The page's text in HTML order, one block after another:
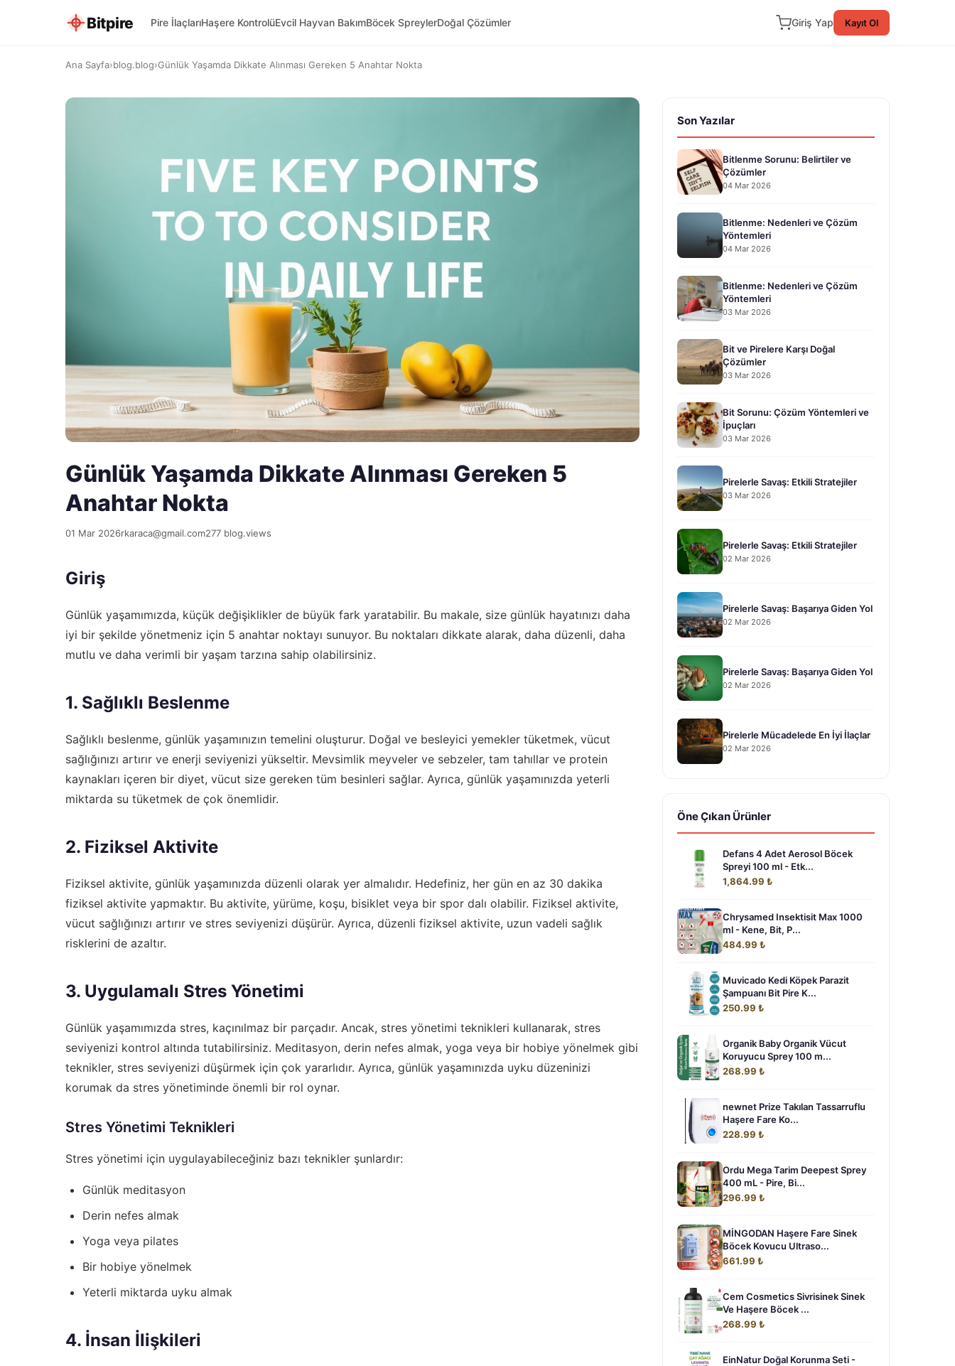
Bitpire Pire İlaçlarıHaşere KontrolüEvcil Hayvan BakımBöcek SpreylerDoğal Çözümler Giriş Yap Kayıt Ol
Ana Sayfa›blog.blog›Günlük Yaşamda Dikkate Alınması Gereken 5 Anahtar Nokta
Günlük Yaşamda Dikkate Alınması Gereken 5
Anahtar Nokta
01 Mar 2026rkaraca@gmail.com277 blog.views
Giriş
Günlük yaşamımızda, küçük değişiklikler de büyük fark yaratabilir. Bu makale, size günlük hayatınızı daha
iyi bir şekilde yönetmeniz için 5 anahtar noktayı sunuyor. Bu noktaları dikkate alarak, daha düzenli, daha
mutlu ve daha verimli bir yaşam tarzına sahip olabilirsiniz.
1. Sağlıklı Beslenme
Sağlıklı beslenme, günlük yaşamınızın temelini oluşturur. Doğal ve besleyici yemekler tüketmek, vücut
sağlığınızı artırır ve enerji seviyenizi yükseltir. Mevsimlik meyveler ve sebzeler, tam tahıllar ve protein
kaynakları içeren bir diyet, vücut size gereken tüm besinleri sağlar. Ayrıca, günlük yaşamınızda yeterli
miktarda su tüketmek de çok önemlidir.
2. Fiziksel Aktivite
Fiziksel aktivite, günlük yaşamınızda düzenli olarak yer almalıdır. Hedefiniz, her gün en az 30 dakika
fiziksel aktivite yapmaktır. Bu aktivite, yürüme, koşu, bisiklet veya bir spor dalı olabilir. Fiziksel aktivite,
vücut sağlığınızı artırır ve stres seviyenizi düşürür. Ayrıca, düzenli fiziksel aktivite, uzun vadeli sağlık
risklerini de azaltır.
3. Uygulamalı Stres Yönetimi
Günlük yaşamımızda stres, kaçınılmaz bir parçadır. Ancak, stres yönetimi teknikleri kullanarak, stres
seviyenizi kontrol altında tutabilirsiniz. Meditasyon, derin nefes almak, yoga veya bir hobiye yönelmek gibi
teknikler, stres seviyenizi düşürmek için çok yararlıdır. Ayrıca, günlük yaşamınızda uyku düzeninizi
korumak da stres yönetiminde önemli bir rol oynar.
Stres Yönetimi Teknikleri
Stres yönetimi için uygulayabileceğiniz bazı teknikler şunlardır:
Günlük meditasyon
Derin nefes almak
Yoga veya pilates
Bir hobiye yönelmek
Yeterli miktarda uyku almak
4. İnsan İlişkileri
Son Yazılar
Bitlenme Sorunu: Belirtiler ve
Çözümler
04 Mar 2026
Bitlenme: Nedenleri ve Çözüm
Yöntemleri
04 Mar 2026
Bitlenme: Nedenleri ve Çözüm
Yöntemleri
03 Mar 2026
Bit ve Pirelere Karşı Doğal
Çözümler
03 Mar 2026
Bit Sorunu: Çözüm Yöntemleri ve
İpuçları
03 Mar 2026
Pirelerle Savaş: Etkili Stratejiler
03 Mar 2026
Pirelerle Savaş: Etkili Stratejiler
02 Mar 2026
Pirelerle Savaş: Başarıya Giden Yol
02 Mar 2026
Pirelerle Savaş: Başarıya Giden Yol
02 Mar 2026
Pirelerle Mücadelede En İyi İlaçlar
02 Mar 2026
Öne Çıkan Ürünler
Defans 4 Adet Aerosol Böcek
Spreyi 100 ml - Etk...
1,864.99 ₺
Chrysamed Insektisit Max 1000
ml - Kene, Bit, P...
484.99 ₺
Muvicado Kedi Köpek Parazit
Şampuanı Bit Pire K...
250.99 ₺
Organik Baby Organik Vücut
Koruyucu Sprey 100 m...
268.99 ₺
newnet Prize Takılan Tassarruflu
Haşere Fare Ko...
228.99 ₺
Ordu Mega Tarim Deepest Sprey
400 mL - Pire, Bi...
296.99 ₺
MİNGODAN Haşere Fare Sinek
Böcek Kovucu Ultraso...
661.99 ₺
Cem Cosmetics Sivrisinek Sinek
Ve Haşere Böcek ...
268.99 ₺
EinNatur Doğal Korunma Seti -